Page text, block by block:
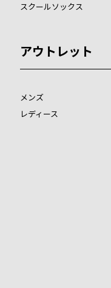
スクールソックス
アウトレット
メンズ
レディース